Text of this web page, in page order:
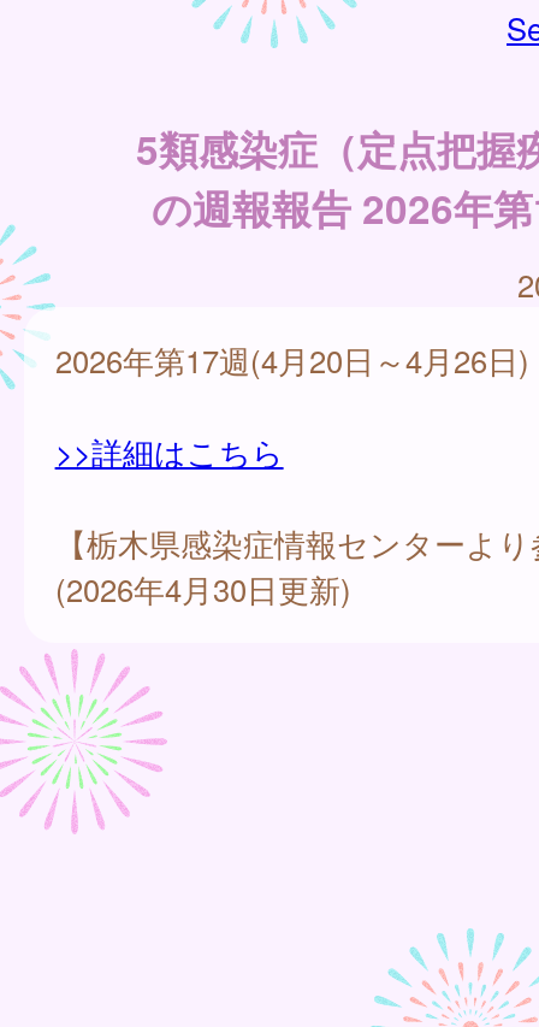
5類感染症（定点把握
の週報報告 2026年
2026年第17週(4月20日～4月26日)
>>詳細はこちら
【栃木県感染症情報センターよ
(2026年4月30日更新)